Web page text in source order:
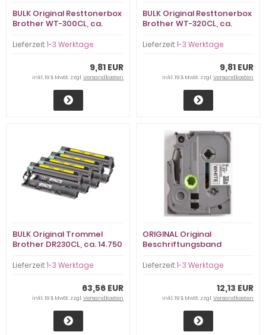
BULK Original Resttonerbox
Brother WT-300CL, ca.
Lieferzeit:1-3 Werktage
9,81 EUR
inkl. 19 % MwSt. zzgl.Versandkosten
BULK Original Resttonerbox
Brother WT-320CL, ca.
Lieferzeit:1-3 Werktage
9,81 EUR
inkl. 19 % MwSt. zzgl.Versandkosten
BULK Original Trommel
Brother DR230CL, ca. 14.750
Lieferzeit:1-3 Werktage
63,56 EUR
inkl. 19 % MwSt. zzgl.Versandkosten
ORIGINAL Original
Beschriftungsband
weiß auf schwarz
Lieferzeit:1-3 Werktage
12,13 EUR
inkl. 19 % MwSt. zzgl.Versandkosten